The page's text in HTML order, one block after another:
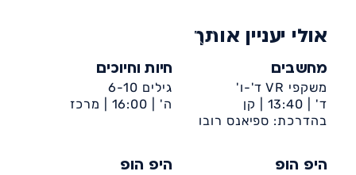
אולי יעניין אותך
מחשבים
משקפי VR ד'-ו'
ד' | 13:40 |
קן
מלכה-ט'-ביה״ס אשכול
בהדרכת: ספיאנס רובו
חיות וחיוכים
גילים 6-10
ה' | 16:00 |
מרכז
היפ הופ היפ הופ